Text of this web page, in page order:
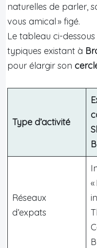
naturelles de parler,
vous amical » figé.
Le tableau ci-
typiques existant à
pour élargir son
Type d’activité
Réseaux
d’expats